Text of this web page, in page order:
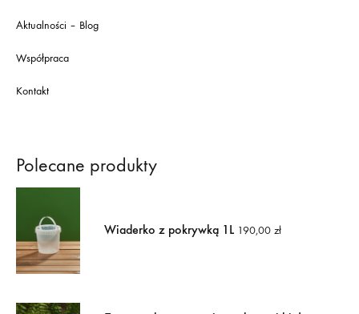
Aktualności – Blog
Współpraca
Kontakt
Polecane produkty
Wiaderko z pokrywką 1L 190,00 zł